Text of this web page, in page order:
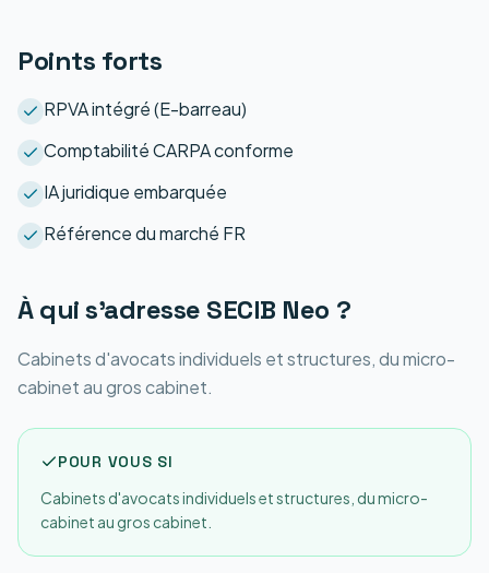
Points forts
RPVA intégré (E-barreau)
Comptabilité CARPA conforme
IA juridique embarquée
Référence du marché FR
À qui s'adresse SECIB Neo ?
Cabinets d'avocats individuels et structures, du micro-
cabinet au gros cabinet.
POUR VOUS SI
Cabinets d'avocats individuels et structures, du micro-
cabinet au gros cabinet.